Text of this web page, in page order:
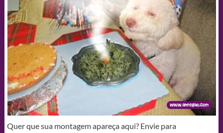
Quer que sua montagem apareça aqui? Envie para